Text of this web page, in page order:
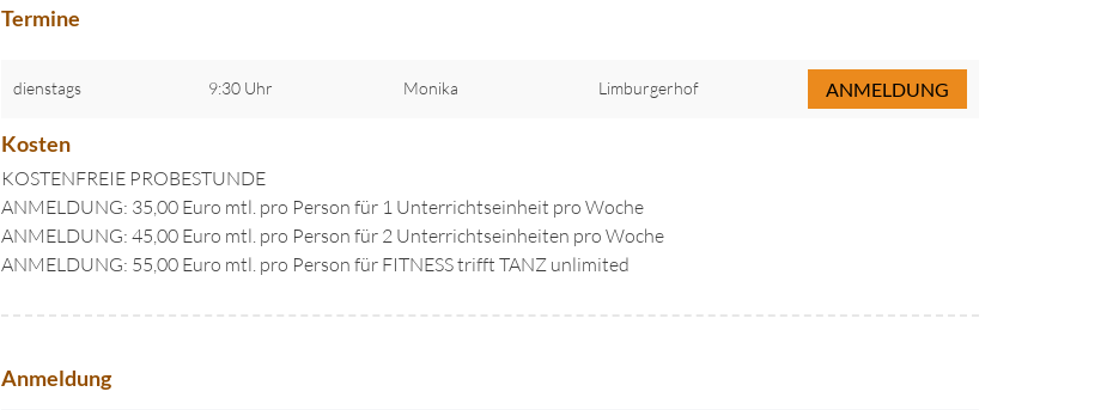
Termine
dienstags 9:30 Uhr Monika Limburgerhof ANMELDUNG
Kosten
KOSTENFREIE PROBESTUNDE
ANMELDUNG: 35,00 Euro mtl. pro Person für 1 Unterrichtseinheit pro Woche
ANMELDUNG: 45,00 Euro mtl. pro Person für 2 Unterrichtseinheiten pro Woche
ANMELDUNG: 55,00 Euro mtl. pro Person für FITNESS trifft TANZ unlimited
Anmeldung